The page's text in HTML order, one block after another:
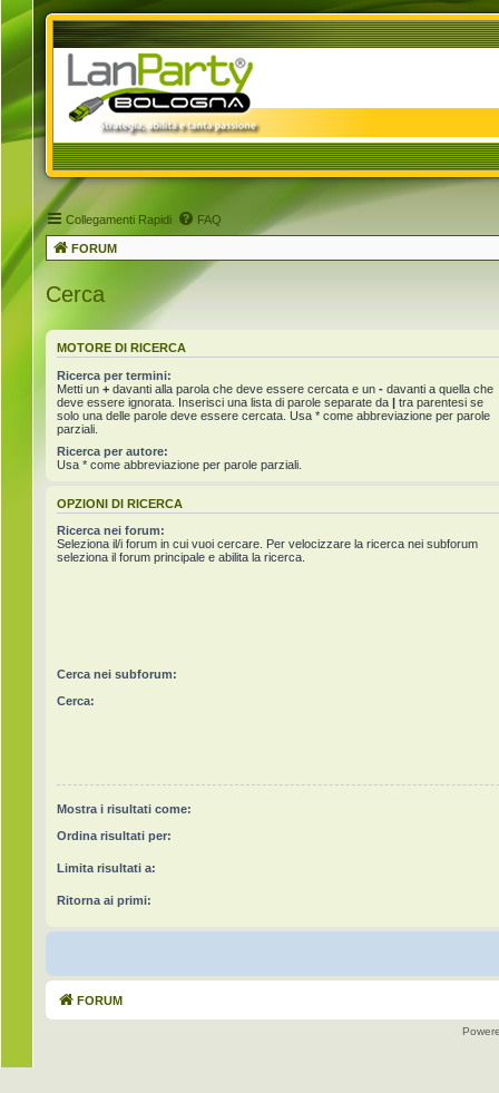
Collegamenti Rapidi FAQ
FORUM
Cerca
MOTORE DI RICERCA
Ricerca per termini:
Metti un + davanti alla parola che deve essere cercata e un - davanti a quella che
deve essere ignorata. Inserisci una lista di parole separate da | tra parentesi se
solo una delle parole deve essere cercata. Usa * come abbreviazione per parole
parziali.
Ricerca per autore:
Usa * come abbreviazione per parole parziali.
OPZIONI DI RICERCA
Ricerca nei forum:
Seleziona il/i forum in cui vuoi cercare. Per velocizzare la ricerca nei subforum
seleziona il forum principale e abilita la ricerca.
Cerca nei subforum:
Cerca:
Mostra i risultati come:
Ordina risultati per:
Limita risultati a:
Ritorna ai primi:
FORUM